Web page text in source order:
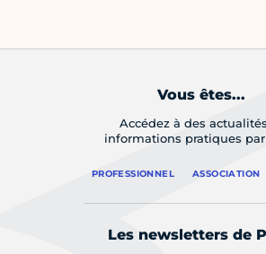
Vous êtes...
Accédez à des
informations pratiques
PROFESSIONNEL ASSOCIATION
Les newsletters de